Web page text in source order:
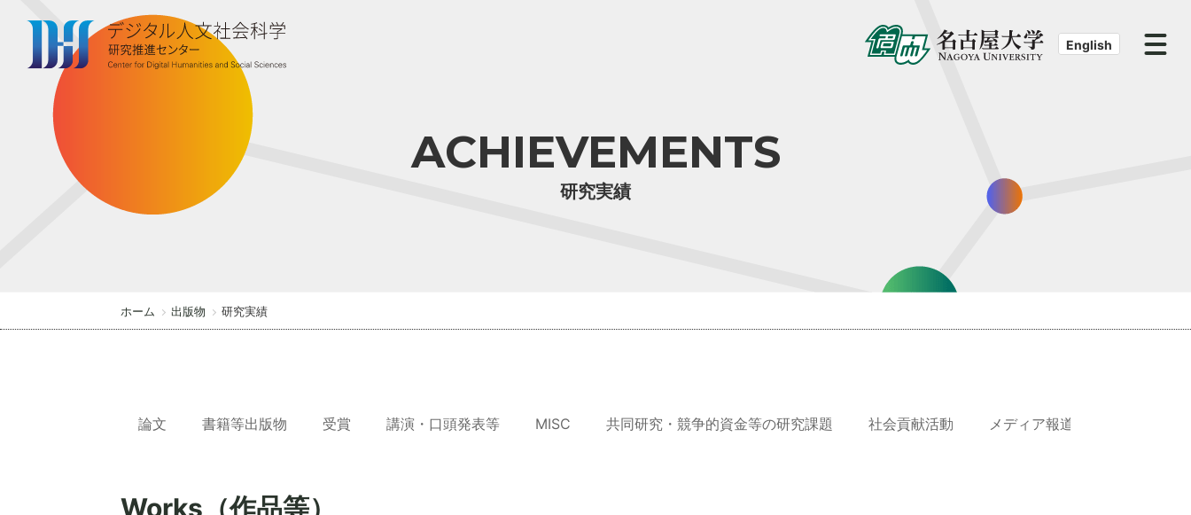
e
English
ACHIEVEMENTS
研究実績
ホーム 出版物 研究実績
論文 書籍等出版物 受賞 講演・口頭発表等 MISC 共同研究・競争的資金等の研究課題 社会貢献活動 メディア報道
Works（作品等）